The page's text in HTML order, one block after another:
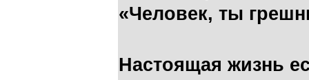
«Человек, ты
Настоящая жизнь